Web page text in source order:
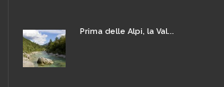
Prima delle Alpi, la Val...